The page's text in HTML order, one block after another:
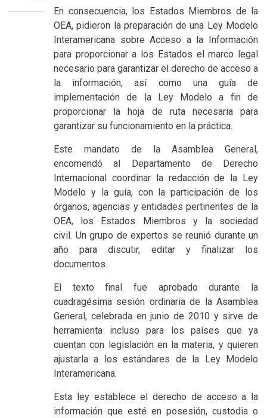
En consecuencia, los Estados Miembros de la
OEA, pidieron la preparación de una Ley Modelo
Interamericana sobre Acceso a la Información
para proporcionar a los Estados el marco legal
necesario para garantizar el derecho de acceso a
la información, así como una guía de
implementación de la Ley Modelo a fin de
proporcionar la hoja de ruta necesaria para
garantizar su funcionamiento en la práctica.
Este mandato de la Asamblea General,
encomendó al Departamento de Derecho
Internacional coordinar la redacción de la Ley
Modelo y la guía, con la participación de los
órganos, agencias y entidades pertinentes de la
OEA, los Estados Miembros y la sociedad
civil. Un grupo de expertos se reunió durante un
año para discutir, editar y finalizar los
documentos.
El texto final fue aprobado durante la
cuadragésima sesión ordinaria de la Asamblea
General, celebrada en junio de 2010 y sirve de
herramienta incluso para los países que ya
cuentan con legislación en la materia, y quieren
ajustarla a los estándares de la Ley Modelo
Interamericana.
Esta ley establece el derecho de acceso a la
información que esté en posesión, custodia o